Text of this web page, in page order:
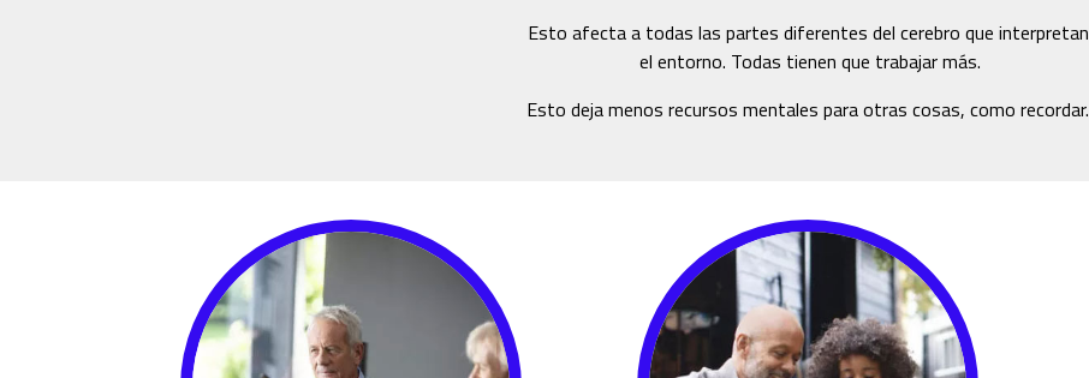
Esto afecta a todas las partes diferentes del cerebro que interpretan
el entorno. Todas tienen que trabajar más.
Esto deja menos recursos mentales para otras cosas, como recordar.